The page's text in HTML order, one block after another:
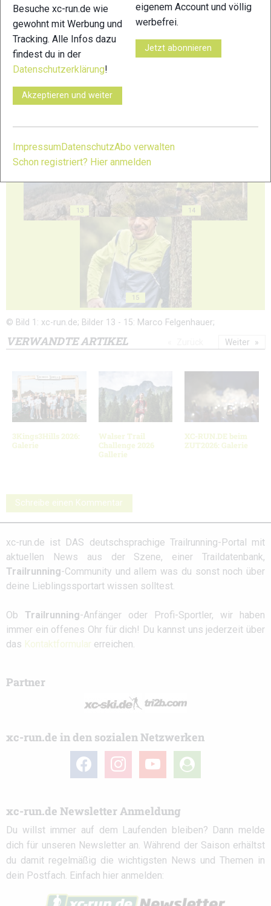
9
13 14
15
© Bild 1: xc-run.de; Bilder 13 - 15: Marco Felgenhauer;
VERWANDTE ARTIKEL
3Kings3Hills 2026:
Galerie
Walser Trail
Challenge 2026
Gallerie
XC-RUN.DE beim
ZUT2026: Galerie
Weiter
Schreibe einen Kommentar
xc-run.de ist DAS deutschsprachige Trailrunning-Portal mit
aktuellen News aus der Szene, einer Traildatenbank,
Trailrunning-Community und allem was du sonst noch über
deine Lieblingssportart wissen solltest.
Ob Trailrunning-Anfänger oder Profi-Sportler, wir haben
immer ein offenes Ohr für dich! Du kannst uns jederzeit über
das Kontaktformular erreichen.
Partner
xc-run.de in den sozialen Netzwerken
facebook instagramyoutube
user-
circle
xc-run.de Newsletter Anmeldung
Du willst immer auf dem Laufenden bleiben? Dann melde
dich für unseren Newsletter an. Während der Saison erhältst
du damit regelmäßig die wichtigsten News und Themen in
dein Postfach. Einfach hier anmelden:
Besuche xc-run.de wie
gewohnt mit Werbung und
Tracking. Alle Infos dazu
findest du in der
Datenschutzerklärung!
Akzeptieren und weiter
eigenem Account und völlig
werbefrei.
Jetzt abonnieren
Impressum DatenschutzAbo verwalten
Schon registriert? Hier anmelden